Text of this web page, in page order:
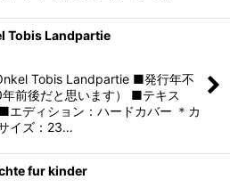
Tobis Landpartie
Tobis Landpartie ■発行年不
前後だと思います） ■テキス
エディション：ハードカバー ＊カ
イズ：23…
fur kinder